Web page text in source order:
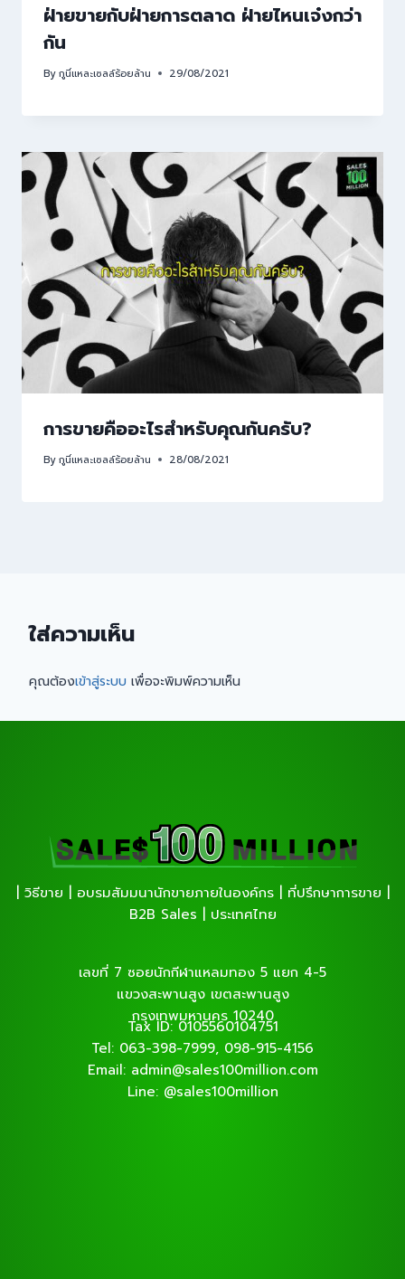
ฝ่ายขายกับฝ่ายการตลาด ฝ่ายไหนเจ๋งกว่า
กัน
Byกูนี่แหละเซลล์ร้อยล้าน 29/08/2021
การขายคืออะไรสำหรับคุณกันครับ?
Byกูนี่แหละเซลล์ร้อยล้าน 28/08/2021
ใส่ความเห็น
คุณต้องเข้าสู่ระบบ เพื่อจะพิมพ์ความเห็น
| วิธีขาย | อบรมสัมมนานักขายภายในองค์กร | ที่ปรึกษาการขาย |
B2B Sales | ประเทศไทย
เลขที่ 7 ซอยนักกีฬาแหลมทอง 5 แยก 4-5
แขวงสะพานสูง เขตสะพานสูง
กรุงเทพมหานคร 10240
Tax ID: 0105560104751
Tel: 063-398-7999, 098-915-4156
Email: admin@sales100million.com
Line: @sales100million